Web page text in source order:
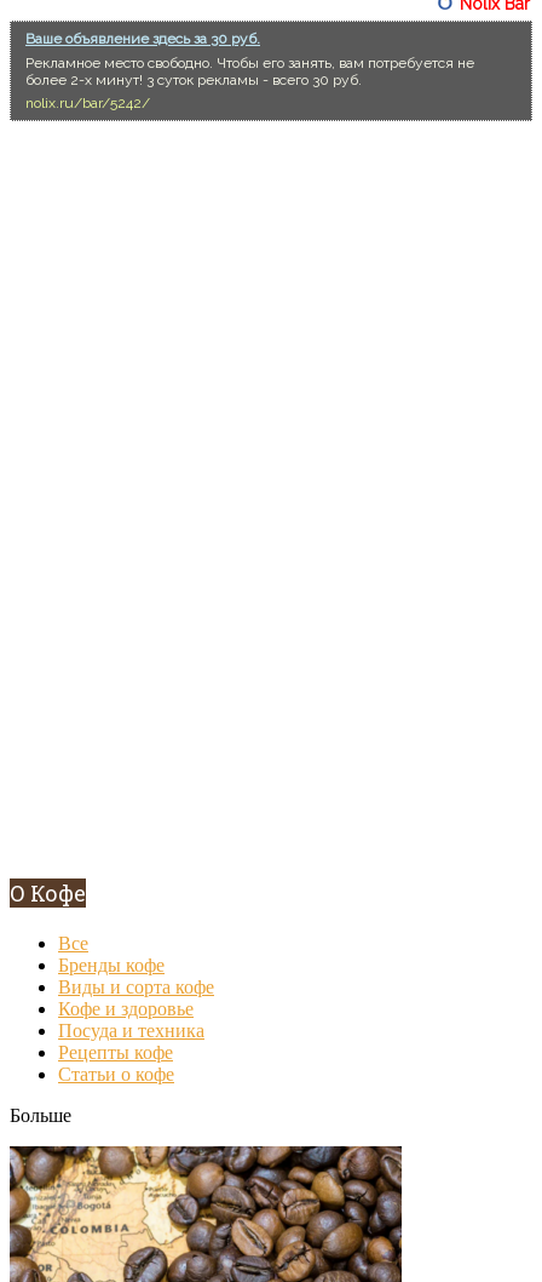
Ваше объявление здесь за 30 руб.
Рекламное место свободно. Чтобы его занять, вам потребуется не
более 2-х минут! 3 суток рекламы - всего 30 руб.
nolix.ru/bar/5242/
О Кофе
Все
Бренды кофе
Виды и сорта кофе
Кофе и здоровье
Посуда и техника
Рецепты кофе
Статьи о кофе
Больше